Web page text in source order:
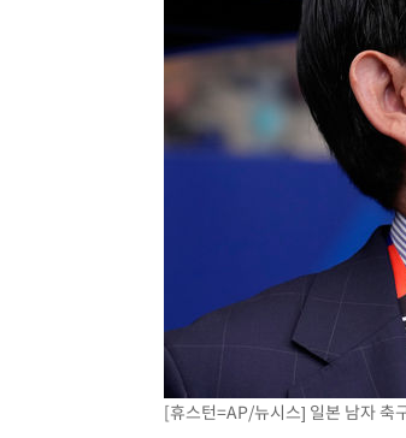
[속보]합참 "북, 동해상으로 미상 발사체
'낮 최고 39도' 불볕더위…한밤 열대야도
[속보]7~9일 프로야구 3연전도 폭염 취소
"韓 외환시장 개입 관측 배경엔 美의 대한
'월드컵 탈락 후폭풍' 축구협회…초유의
서울 낮 37.9도, 올여름 최고치 경신…영
[속보]종합특검, 대검 추가 압수수색…내
[속보]코스닥, 800p 회복…0.26% 오른
[속보]코스피, 301.88포인트(4.58%)
[속보]원·달러 환율, 0.7원 내린 1423.8
"여기 떨어졌다"…다누리, 스페이스X 로
손흥민, 5경기 연속골 실패…LAFC는 승
내일까지 39도 '펄펄'…기상청 "태풍 지
[휴스턴=AP/뉴시스] 일본 남자 축